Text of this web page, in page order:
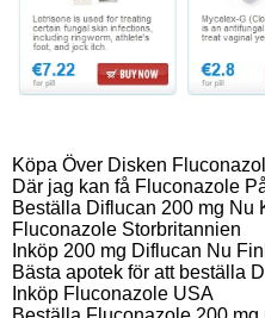
Köpa Över Disken
Där jag kan få Fluconazole
Beställa Diflucan 200 mg Nu
Fluconazole Storbritannien
Inköp 200 mg Diflucan Nu
Bästa apotek för att beställa
Inköp Fluconazole USA